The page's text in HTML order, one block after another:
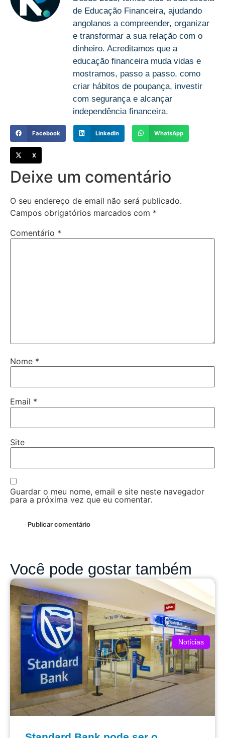
de Educação Financeira, ajudando
angolanos a compreender, organizar
e transformar a sua relação com o
dinheiro. Acreditamos que a
educação financeira muda vidas e
mostramos, passo a passo, como
criar hábitos de poupança, investir
com segurança e alcançar
independência financeira.
Facebook LinkedIn WhatsApp
X
Deixe um comentário
O seu endereço de email não será publicado.
Campos obrigatórios marcados com *
Comentário *
Nome *
Email *
Site
Guardar o meu nome, email e site neste navegador
para a próxima vez que eu comentar.
Você pode gostar também
Notícias